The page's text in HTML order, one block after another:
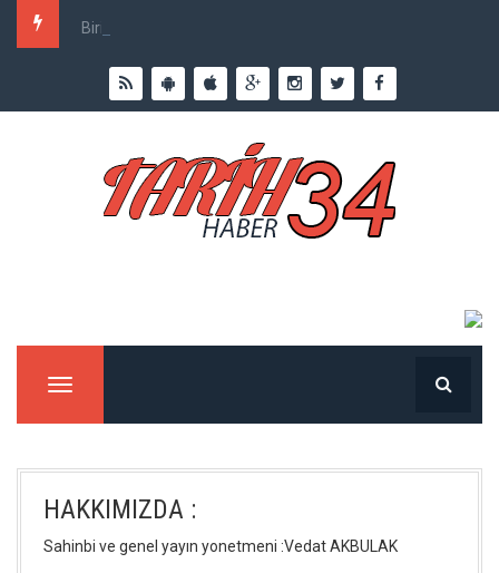
Birinci Dünya Savaşı`nda Ne Kadar İnsan Öldü?
Menu
HAKKIMIZDA :
Sahinbi ve genel yayın yonetmeni :Vedat AKBULAK